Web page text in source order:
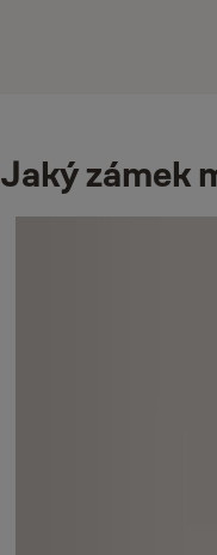
Jaký zámek